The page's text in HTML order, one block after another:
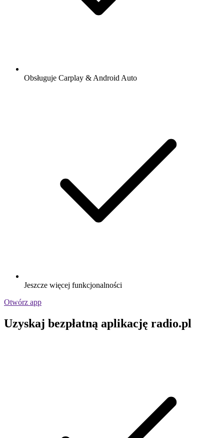
Obsługuje Carplay & Android Auto
Jeszcze więcej funkcjonalności
Otwórz app
Uzyskaj bezpłatną aplikację radio.pl